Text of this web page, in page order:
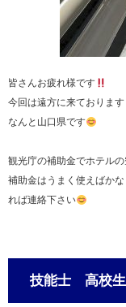
皆さんお疲れ様です
今回は遠方に来ております
なんと山口県です
観光庁の補助金でホテル
補助金はうまく使えばか
れば連絡下さい
技能士 高校